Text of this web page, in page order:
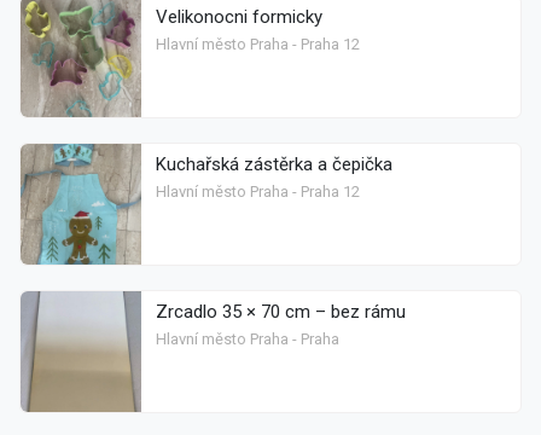
Velikonocni formicky
Hlavní město Praha - Praha 12
Kuchařská zástěrka a čepička
Hlavní město Praha - Praha 12
Zrcadlo 35 × 70 cm – bez rámu
Hlavní město Praha - Praha